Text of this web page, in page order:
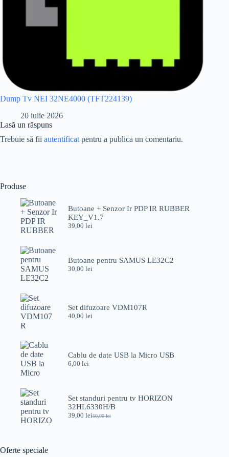
Dump Tv NEI 32NE4000 (TFT224139)
20 iulie 2026
Lasă un răspuns
Trebuie să fii autentificat pentru a publica un comentariu.
Produse
Butoane + Senzor Ir PDP IR RUBBER
KEY_V1.7
39,00 lei
Butoane pentru SAMUS LE32C2
30,00 lei
Set difuzoare VDM107R
40,00 lei
Cablu de date USB la Micro USB
6,00 lei
Set standuri pentru tv HORIZON
32HL6330H/B
50,00lei
Prețul
39,00 leiPrețul
Oferte speciale